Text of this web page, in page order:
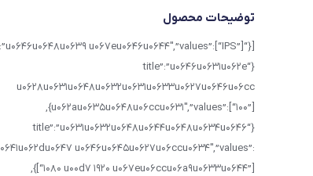
توضیحات محصول
{“title”:”u0646u0631u062e
u0628u0631u0648u0632u0631u0633u0627u0646u06cc
u062au0635u0648u06ccu0631″,”values”:[“100”]},
{“title”:”u0631u0632u0648u0644u0648u0634u0646
u0646u0645u0627u06ccu0634″,”values”:
[“1080 u00d7 1920 u067eu06ccu06a9u0633u0644”]},